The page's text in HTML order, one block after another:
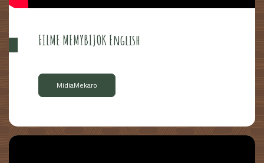
FILME MEMYBIJOK English
MidiaMekaro